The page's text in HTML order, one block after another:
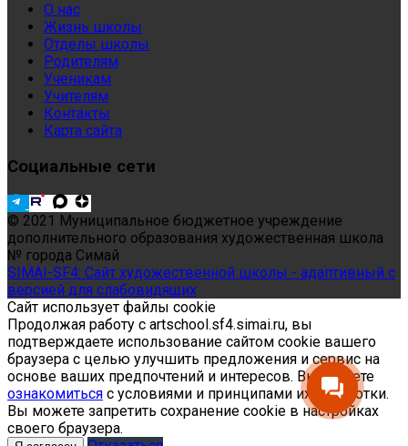
О нас
Жизнь школы
Отделы школы
Родителям
Ученикам
Учителям
Контакты
Карта сайта
Социальные сети
© 2021 Муниципальное бюджетное учреждение
дополнительного образования художественная школа
№ города Симай
SIMAI-SF4: Сайт художественной школы - адаптивный с
версией для слабовидящих
Сайт использует файлы cookie
Продолжая работу с artschool.sf4.simai.ru, вы
подтверждаете использование сайтом cookie вашего
браузера с целью улучшить предложения и сервис на
основе ваших предпочтений и интересов. Вы можете
ознакомиться с условиями и принципами их обработки.
Вы можете запретить сохранение cookie в настройках
своего браузера.